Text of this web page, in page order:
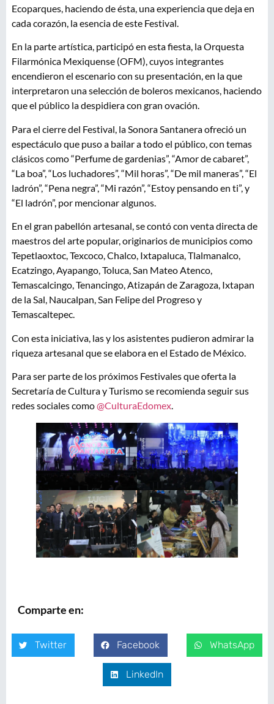
Ecoparques, haciendo de ésta, una experiencia que deja en
cada corazón, la esencia de este Festival.
En la parte artística, participó en esta fiesta, la Orquesta
Filarmónica Mexiquense (OFM), cuyos integrantes
encendieron el escenario con su presentación, en la que
interpretaron una selección de boleros mexicanos, haciendo
que el público la despidiera con gran ovación.
Para el cierre del Festival, la Sonora Santanera ofreció un
espectáculo que puso a bailar a todo el público, con temas
clásicos como “Perfume de gardenias”, “Amor de cabaret”,
“La boa”, “Los luchadores”, “Mil horas”, “De mil maneras”, “El
ladrón”, “Pena negra”, “Mi razón”, “Estoy pensando en ti”, y
“El ladrón”, por mencionar algunos.
En el gran pabellón artesanal, se contó con venta directa de
maestros del arte popular, originarios de municipios como
Tepetlaoxtoc, Texcoco, Chalco, Ixtapaluca, Tlalmanalco,
Ecatzingo, Ayapango, Toluca, San Mateo Atenco,
Temascalcingo, Tenancingo, Atizapán de Zaragoza, Ixtapan
de la Sal, Naucalpan, San Felipe del Progreso y
Temascaltepec.
Con esta iniciativa, las y los asistentes pudieron admirar la
riqueza artesanal que se elabora en el Estado de México.
Para ser parte de los próximos Festivales que oferta la
Secretaría de Cultura y Turismo se recomienda seguir sus
redes sociales como@CulturaEdomex.
Comparte en:
Twitter Facebook WhatsApp
LinkedIn